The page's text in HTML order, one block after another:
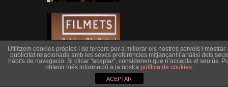
Utilitzem cookies pròpies i de tercers per a millorar els nostres serveis i
publicitat relacionada amb les seves preferències mitjançant l’anàlisi dels seus
hàbits de navegació. Si clicar "aceptar", considerem que n’accepta el seu ús.
obtenir més informació a la nostra política de cookies.
ACEPTAR